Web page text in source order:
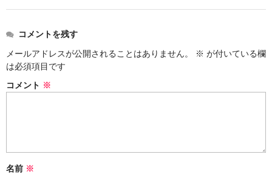
スイーツ
文具
スイーツ
コメントを残す
メールアドレスが公開されることはありません。
※ が付いている欄
は必須項目です
コメント ※
名前 ※